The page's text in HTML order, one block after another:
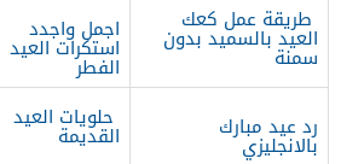
طريقة عمل كعك
العيد بالسميد بدون
سمنة
اجمل واجدد
استكرات العيد
الفطر
رد عيد مبارك
بالانجليزي
حلويات العيد
القديمة